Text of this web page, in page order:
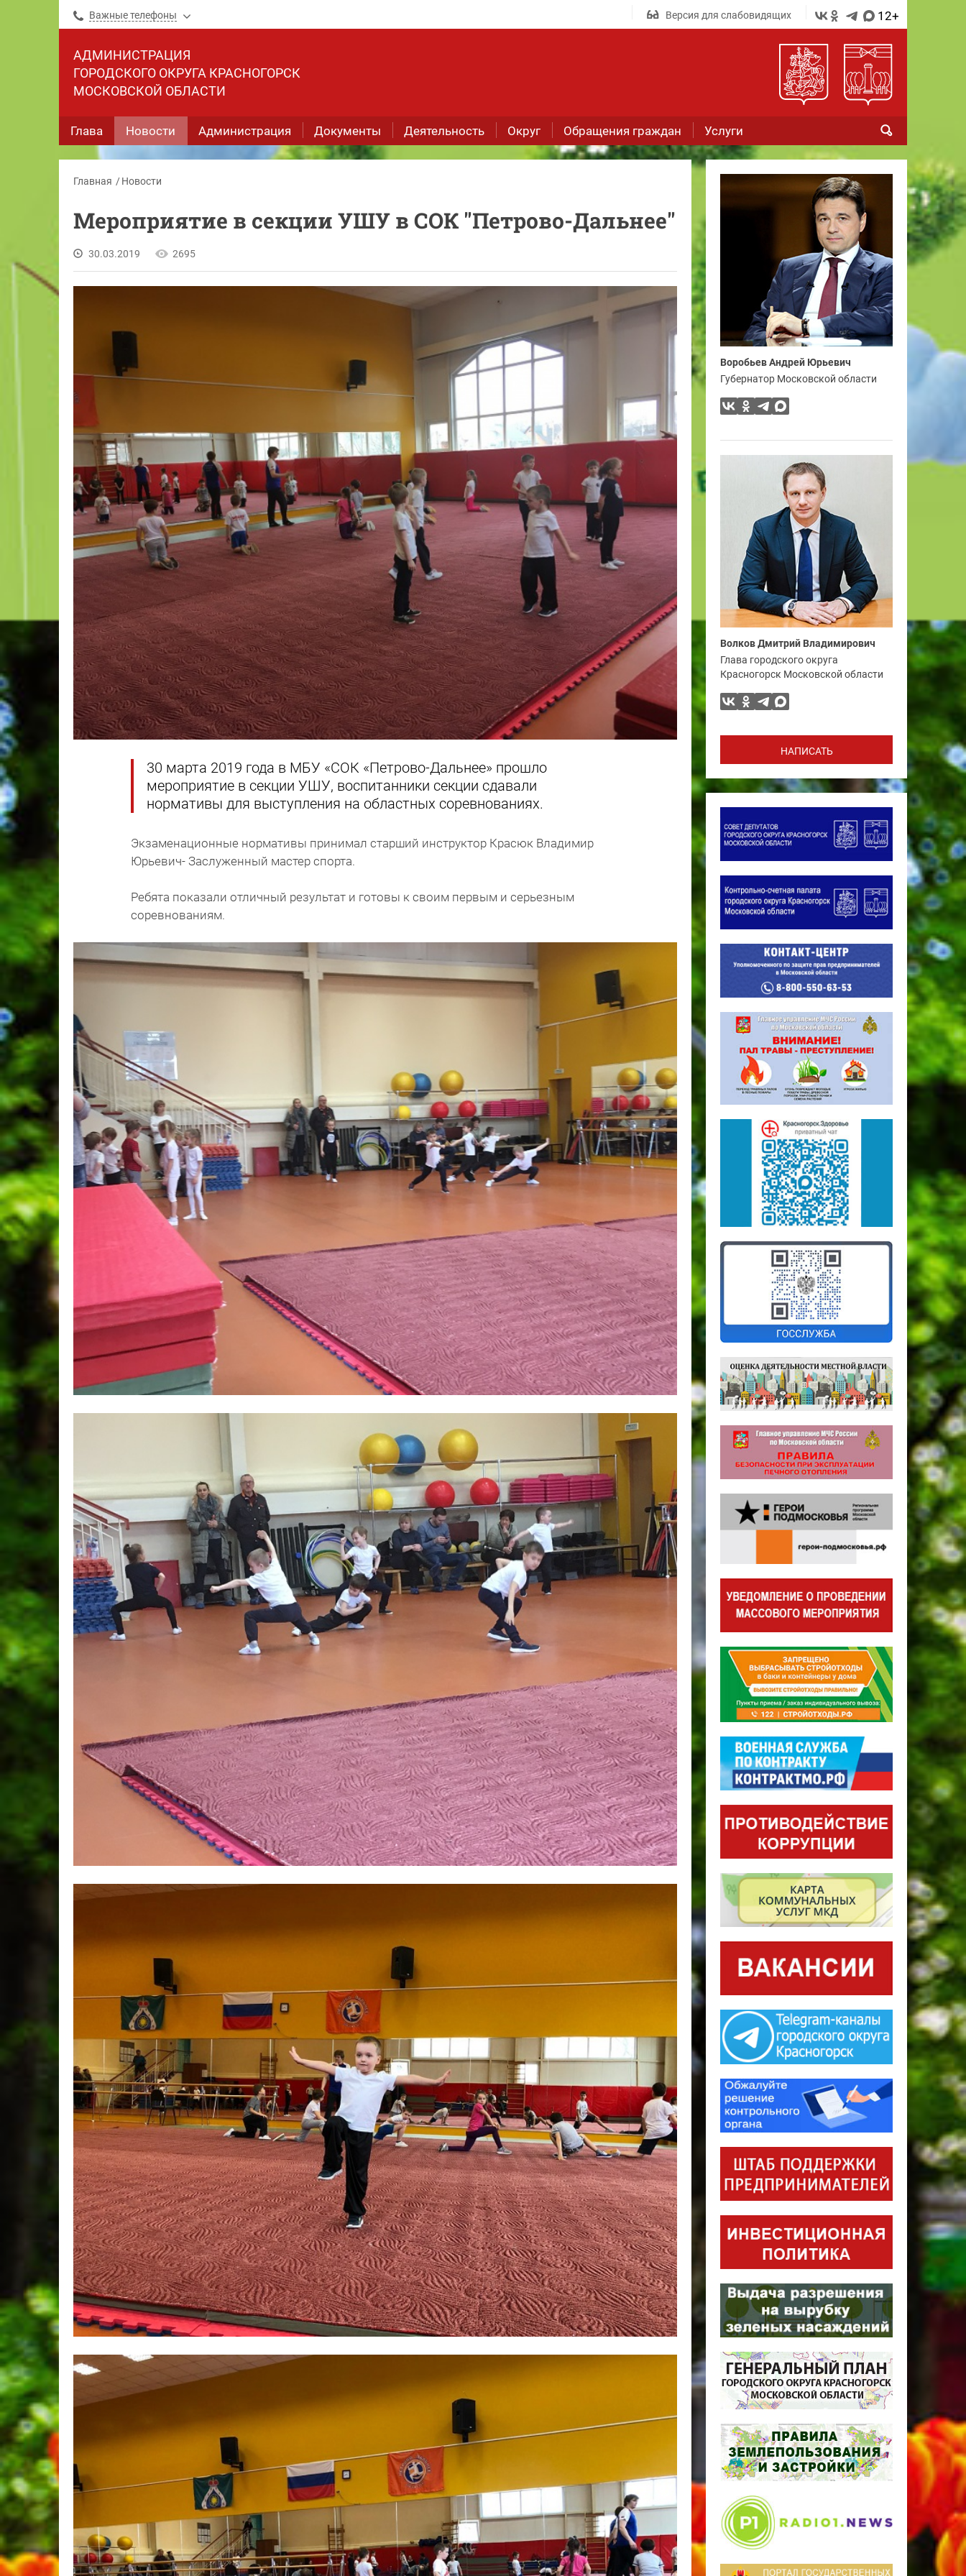
Важные телефоны Версия для слабовидящих 12+
АДМИНИСТРАЦИЯ
ГОРОДСКОГО ОКРУГА КРАСНОГОРСК
МОСКОВСКОЙ ОБЛАСТИ
Глава Новости Администрация Документы Деятельность Округ Обращения граждан Услуги
Главная Новости
Мероприятие в секции УШУ в СОК "Петрово-Дальнее"
30.03.2019 2695
30 марта 2019 года в МБУ «СОК «Петрово-Дальнее» прошло
мероприятие в секции УШУ, воспитанники секции сдавали
нормативы для выступления на областных соревнованиях.
Экзаменационные нормативы принимал старший инструктор Красюк Владимир
Юрьевич- Заслуженный мастер спорта.
Ребята показали отличный результат и готовы к своим первым и серьезным
соревнованиям.
Воробьев Андрей Юрьевич
Губернатор Московской области
Волков Дмитрий Владимирович
Глава городского округа
Красногорск Московской области
НАПИСАТЬ